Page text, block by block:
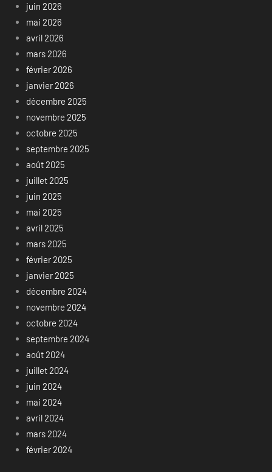
juin 2026
mai 2026
avril 2026
mars 2026
février 2026
janvier 2026
décembre 2025
novembre 2025
octobre 2025
septembre 2025
août 2025
juillet 2025
juin 2025
mai 2025
avril 2025
mars 2025
février 2025
janvier 2025
décembre 2024
novembre 2024
octobre 2024
septembre 2024
août 2024
juillet 2024
juin 2024
mai 2024
avril 2024
mars 2024
février 2024